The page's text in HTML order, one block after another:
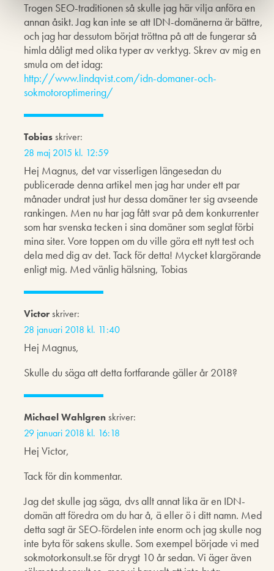
Trogen SEO-traditionen så skulle jag här vilja anföra en
annan åsikt. Jag kan inte se att IDN-domänerna är bättre,
och jag har dessutom börjat tröttna på att de fungerar så
himla dåligt med olika typer av verktyg. Skrev av mig en
smula om det idag:
http://www.lindqvist.com/idn-domaner-och-
sokmotoroptimering/
Tobiasskriver:
28 maj 2015 kl. 12:59
Hej Magnus, det var visserligen längesedan du
publicerade denna artikel men jag har under ett par
månader undrat just hur dessa domäner ter sig avseende
rankingen. Men nu har jag fått svar på dem konkurrenter
som har svenska tecken i sina domäner som seglat förbi
mina siter. Vore toppen om du ville göra ett nytt test och
dela med dig av det. Tack för detta! Mycket klargörande
enligt mig. Med vänlig hälsning, Tobias
Victorskriver:
28 januari 2018 kl. 11:40
Hej Magnus,
Skulle du säga att detta fortfarande gäller år 2018?
Michael Wahlgrenskriver:
29 januari 2018 kl. 16:18
Hej Victor,
Tack för din kommentar.
Jag det skulle jag säga, dvs allt annat lika är en IDN-
domän att föredra om du har å, ä eller ö i ditt namn. Med
detta sagt är SEO-fördelen inte enorm och jag skulle nog
inte byta för sakens skulle. Som exempel började vi med
sokmotorkonsult.se för drygt 10 år sedan. Vi äger även